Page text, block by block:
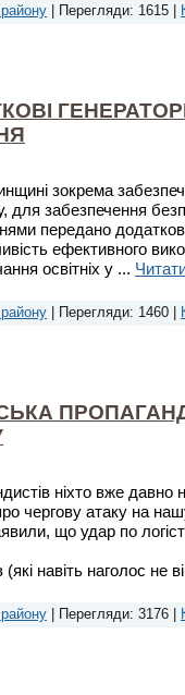
| Перегляди: 1615 |
зокрема
забезпечення
передано
ефективного
освітніх у ...
| Перегляди: 1460 |
ніхто вже давно
чергову атаку на
що удар по
навіть наголос не
| Перегляди: 3176 |